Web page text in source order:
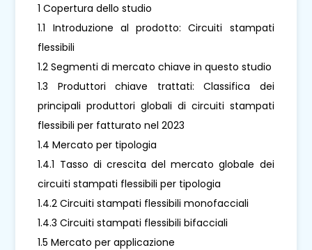
1 Copertura dello studio
1.1 Introduzione al prodotto: Circuiti stampati
flessibili
1.2 Segmenti di mercato chiave in questo studio
1.3 Produttori chiave trattati: Classifica dei
principali produttori globali di circuiti stampati
flessibili per fatturato nel 2023
1.4 Mercato per tipologia
1.4.1 Tasso di crescita del mercato globale dei
circuiti stampati flessibili per tipologia
1.4.2 Circuiti stampati flessibili monofacciali
1.4.3 Circuiti stampati flessibili bifacciali
1.5 Mercato per applicazione